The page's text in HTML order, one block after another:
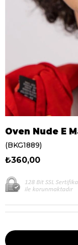
Oven Nude E
(BKG1889)
₺360,00